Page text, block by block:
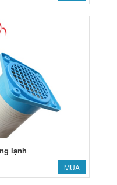
lạnh
MUA